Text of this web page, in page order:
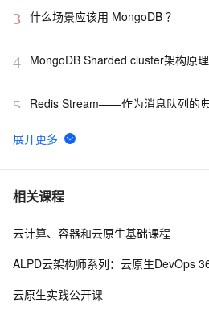
3 什么场景应该用 MongoDB ？
4 MongoDB Sharded cluster架构原理
5 Redis Stream——作为消息队列的
6 MongoDB 生态 - 可视化管理工具
7 DRDS 数据恢复重磅发布，全方位
8 PostgreSQL upsert功能(insert on
相关课程
云计算、容器和云原生基础课程
ALPD云架构师系列：云原生DevOps
云原生实践公开课